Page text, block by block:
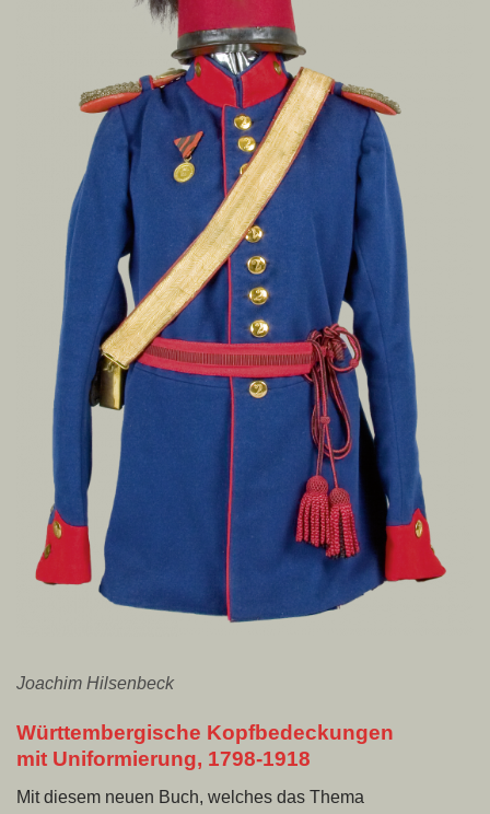
Joachim Hilsenbeck
Württembergische Kopfbedeckungen
mit Uniformierung, 1798-1918
Mit diesem neuen Buch, welches das Thema